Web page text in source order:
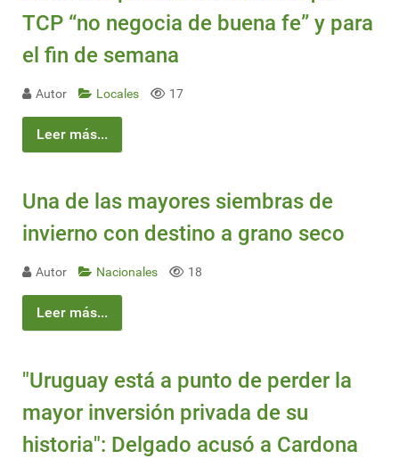
TCP “no negocia de buena fe” y para
el fin de semana
Autor Locales 17
Leer más...
Una de las mayores siembras de
invierno con destino a grano seco
Autor Nacionales 18
Leer más...
"Uruguay está a punto de perder la
mayor inversión privada de su
historia": Delgado acusó a Cardona